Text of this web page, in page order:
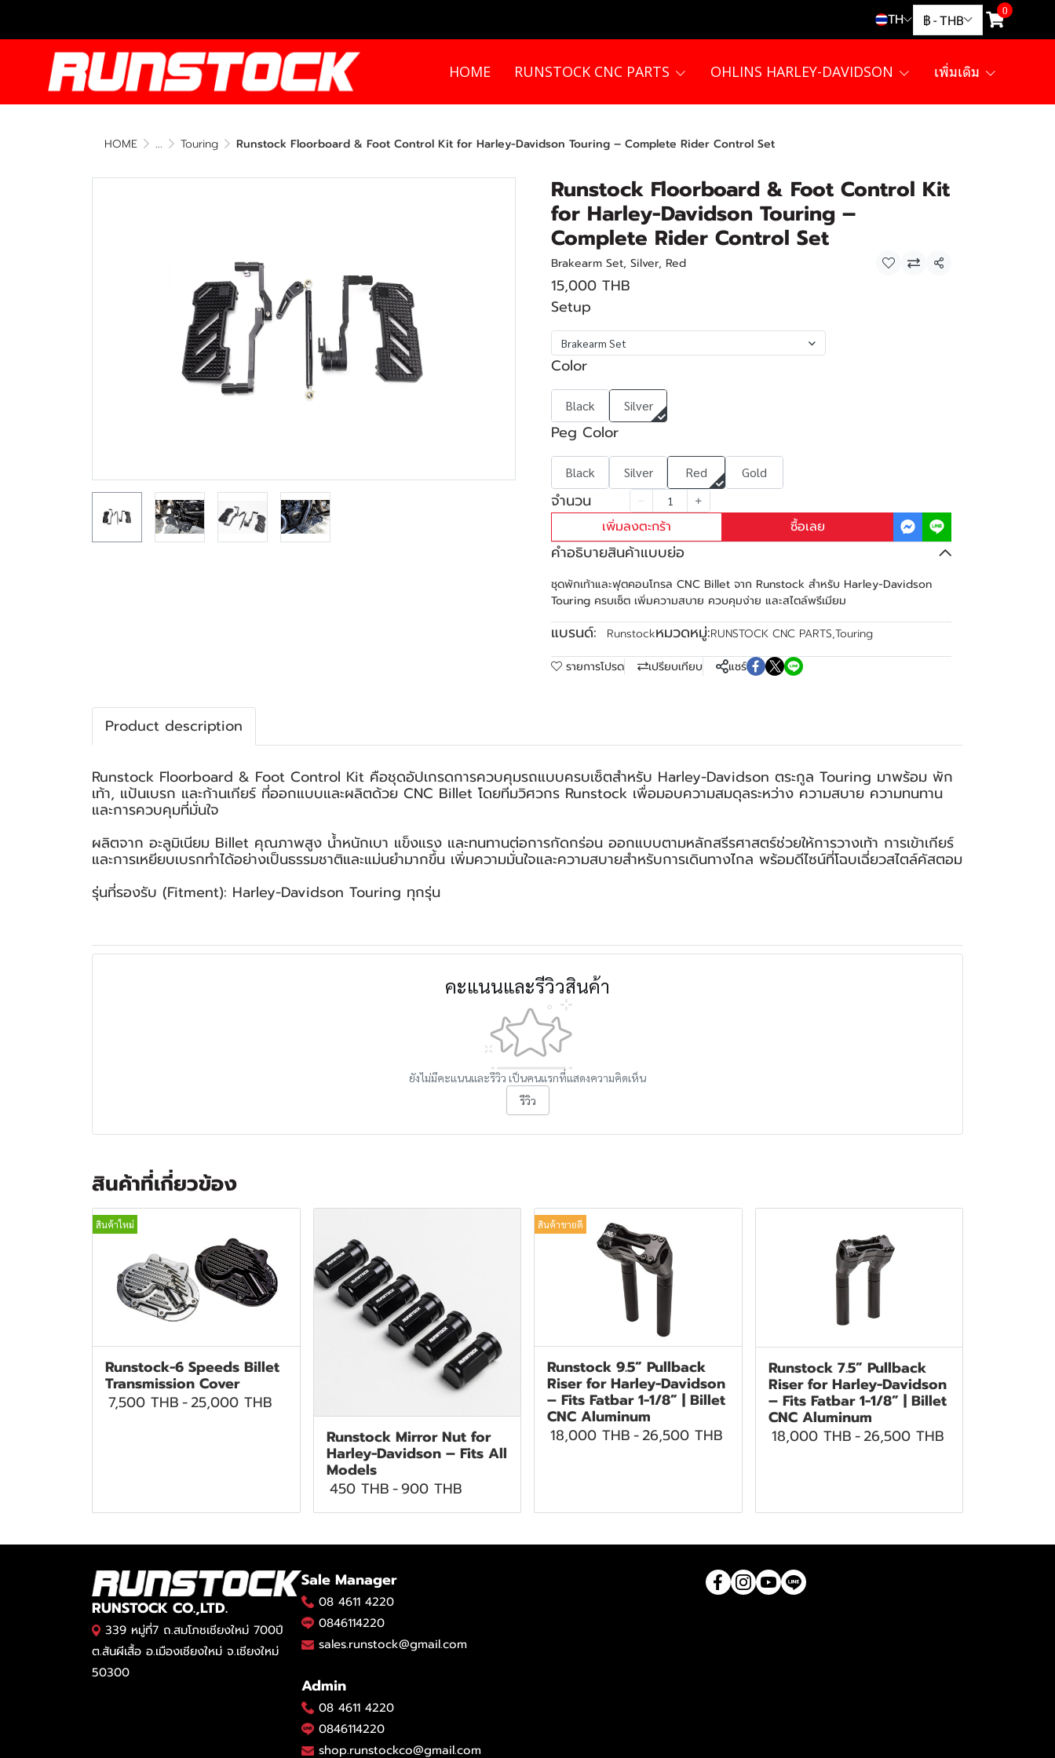
TH ฿ - THB
0
HOME RUNSTOCK CNC PARTS OHLINS HARLEY-DAVIDSON เพิ่มเติม
HOME ... Touring Runstock Floorboard & Foot Control Kit for Harley-Davidson Touring – Complete Rider Control Set
Runstock Floorboard & Foot Control Kit
for Harley-Davidson Touring –
Complete Rider Control Set
Brakearm Set, Silver, Red แชร์
15,000 THB
Setup
Brakearm Set
Color
Black Silver
Peg Color
Black Silver Red Gold
จำนวน
เพิ่มลงตะกร้า ซื้อเลย
คำอธิบายสินค้าแบบย่อ
ชุดพักเท้าและฟุตคอนโทรล CNC Billet จาก Runstock สำหรับ Harley-Davidson
Touring ครบเซ็ต เพิ่มความสบาย ควบคุมง่าย และสไตล์พรีเมียม
แบรนด์: Runstockหมวดหมู่:RUNSTOCK CNC PARTS,Touring
รายการโปรด
เปรียบเทียบ แชร์
Product description
Runstock Floorboard & Foot Control Kit คือชุดอัปเกรดการควบคุมรถแบบครบเซ็ตสำหรับ Harley-Davidson ตระกูล Touring มาพร้อม พัก
เท้า, แป้นเบรก และก้านเกียร์ ที่ออกแบบและผลิตด้วย CNC Billet โดยทีมวิศวกร Runstock เพื่อมอบความสมดุลระหว่าง ความสบาย ความทนทาน
และการควบคุมที่มั่นใจ
ผลิตจาก อะลูมิเนียม Billet คุณภาพสูง น้ำหนักเบา แข็งแรง และทนทานต่อการกัดกร่อน ออกแบบตามหลักสรีรศาสตร์ช่วยให้การวางเท้า การเข้าเกียร์
และการเหยียบเบรกทำได้อย่างเป็นธรรมชาติและแม่นยำมากขึ้น เพิ่มความมั่นใจและความสบายสำหรับการเดินทางไกล พร้อมดีไซน์ที่โฉบเฉี่ยวสไตล์คัสตอม
รุ่นที่รองรับ (Fitment): Harley-Davidson Touring ทุกรุ่น
คะแนนและรีวิวสินค้า
ยังไม่มีคะแนนและรีวิว เป็นคนแรกที่แสดงความคิดเห็น
รีวิว
สินค้าที่เกี่ยวข้อง
สินค้าใหม่
Runstock-6 Speeds Billet
Transmission Cover
7,500 THB-25,000 THB
Runstock Mirror Nut for
Harley-Davidson – Fits All
Models
450 THB-900 THB
สินค้าขายดี
Runstock 9.5” Pullback
Riser for Harley-Davidson
– Fits Fatbar 1-1/8” | Billet
CNC Aluminum
18,000 THB-26,500 THB
Runstock 7.5” Pullback
Riser for Harley-Davidson
– Fits Fatbar 1-1/8” | Billet
CNC Aluminum
18,000 THB-26,500 THB
RUNSTOCK CO.,LTD.
339 หมู่ที่7 ถ.สมโภชเชียงใหม่ 700ปี
ต.สันผีเสื้อ อ.เมืองเชียงใหม่ จ.เชียงใหม่
50300
Sale Manager
08 4611 4220
0846114220
sales.runstock@gmail.com
Admin
08 4611 4220
0846114220
shop.runstockco@gmail.com